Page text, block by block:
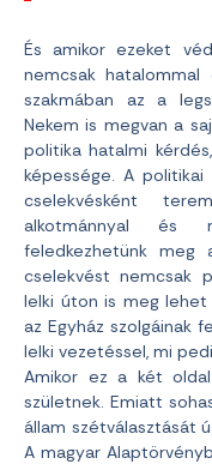
És amikor ezeket
nemcsak
szakmában az a
Nekem is megvan a
politika hatalmi
képessége. A
cselekvésként
alkotmánnyal és
feledkezhetünk
cselekvést nemcsak
lelki úton is meg lehet
az Egyház szolgáinak
lelki vezetéssel, mi
Amikor ez a két
születnek. Emiatt
állam szétválasztását
A magyar